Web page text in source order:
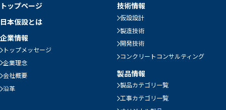
トップページ
日本仮設とは
企業情報
トップメッセージ
企業理念
会社概要
沿革
技術情報
仮設設計
製造技術
開発技術
コンクリートコンサルティング
製品情報
製品カテゴリ一覧
工事カテゴリ一覧